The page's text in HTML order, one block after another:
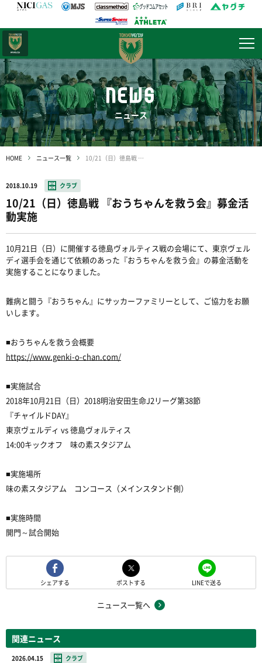
NEWS
ニュース
HOME ニュース一覧 10/21（日）徳島戦 『おうちゃんを救う会』募金活動実施
2018.10.19 クラブ
10/21（日）徳島戦 『おうちゃんを救う会』募金活
動実施
10月21日（日）に開催する徳島ヴォルティス戦の会場にて、東京ヴェル
ディ選手会を通じて依頼のあった『おうちゃんを救う会』の募金活動を
実施することになりました。
難病と闘う『おうちゃん』にサッカーファミリーとして、ご協力をお願
いします。
■おうちゃんを救う会概要
https://www.genki-o-chan.com/
■実施試合
2018年10月21日（日）2018明治安田生命J2リーグ第38節
『チャイルドDAY』
東京ヴェルディ vs 徳島ヴォルティス
14:00キックオフ 味の素スタジアム
■実施場所
味の素スタジアム コンコース（メインスタンド側）
■実施時間
開門～試合開始
シェアする ポストする LINEで送る
ニュース一覧へ
関連ニュース
2026.04.15 クラブ